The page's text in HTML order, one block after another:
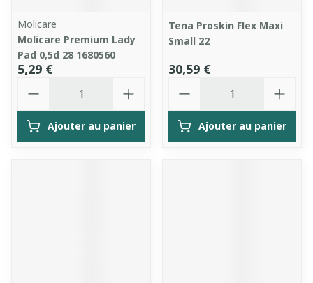
Molicare
Molicare Premium Lady
Pad 0,5d 28 1680560
5,29 €
Ajouter au panier
Tena Proskin Flex Maxi
Small 22
30,59 €
Ajouter au panier